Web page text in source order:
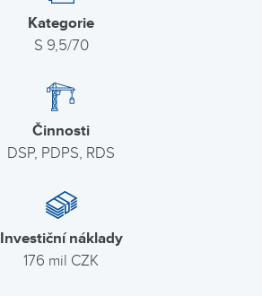
Kategorie
S 9,5/70
Činnosti
DSP, PDPS, RDS
Investiční náklady
176 mil CZK